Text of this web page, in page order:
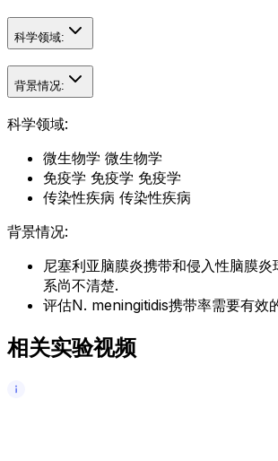
科学领域:
背景情况:
科学领域:
微生物学 微生物学
免疫学 免疫学 免疫学
传染性疾病 传染性疾病
背景情况:
尼塞利亚脑膜炎携带和侵入性脑膜
系尚不清楚.
评估N. meningitidis携带率需要有效
相关实验视频